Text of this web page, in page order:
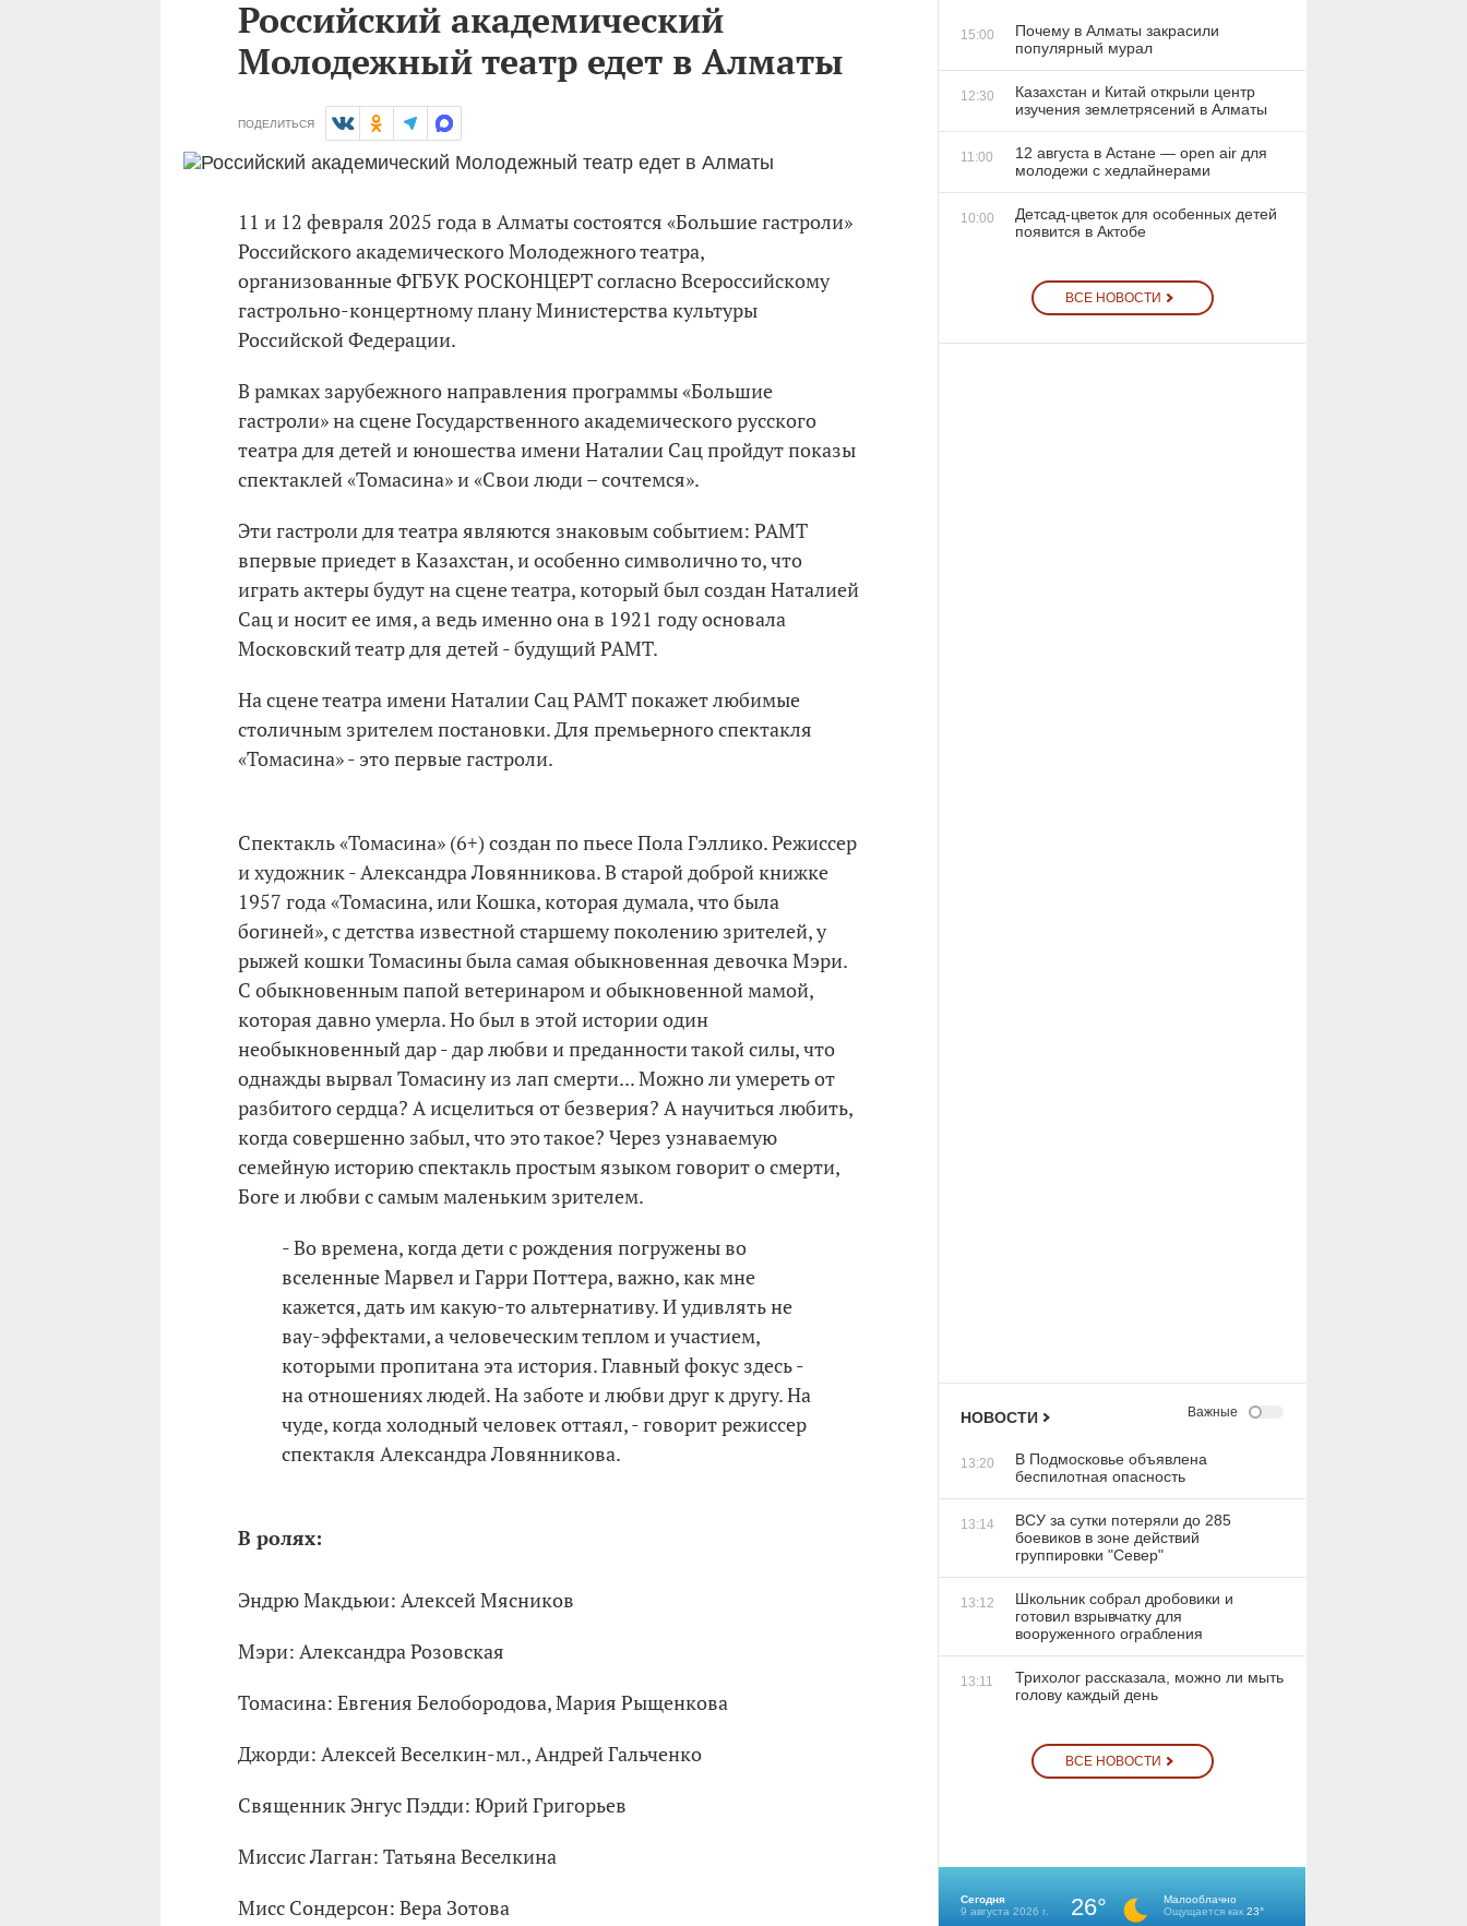
Российский академический
Молодежный театр едет в Алматы
ПОДЕЛИТЬСЯ
11 и 12 февраля 2025 года в Алматы состоятся «Большие гастроли»
Российского академического Молодежного театра,
организованные ФГБУК РОСКОНЦЕРТ согласно Всероссийскому
гастрольно-концертному плану Министерства культуры
Российской Федерации.
В рамках зарубежного направления программы «Большие
гастроли» на сцене Государственного академического русского
театра для детей и юношества имени Наталии Сац пройдут показы
спектаклей «Томасина» и «Свои люди – сочтемся».
Эти гастроли для театра являются знаковым событием: РАМТ
впервые приедет в Казахстан, и особенно символично то, что
играть актеры будут на сцене театра, который был создан Наталией
Сац и носит ее имя, а ведь именно она в 1921 году основала
Московский театр для детей - будущий РАМТ.
На сцене театра имени Наталии Сац РАМТ покажет любимые
столичным зрителем постановки. Для премьерного спектакля
«Томасина» - это первые гастроли.
Спектакль «Томасина» (6+) создан по пьесе Пола Гэллико. Режиссер
и художник - Александра Ловянникова. В старой доброй книжке
1957 года «Томасина, или Кошка, которая думала, что была
богиней», с детства известной старшему поколению зрителей, у
рыжей кошки Томасины была самая обыкновенная девочка Мэри.
С обыкновенным папой ветеринаром и обыкновенной мамой,
которая давно умерла. Но был в этой истории один
необыкновенный дар - дар любви и преданности такой силы, что
однажды вырвал Томасину из лап смерти... Можно ли умереть от
разбитого сердца? А исцелиться от безверия? А научиться любить,
когда совершенно забыл, что это такое? Через узнаваемую
семейную историю спектакль простым языком говорит о смерти,
Боге и любви с самым маленьким зрителем.
- Во времена, когда дети с рождения погружены во
вселенные Марвел и Гарри Поттера, важно, как мне
кажется, дать им какую-то альтернативу. И удивлять не
вау-эффектами, а человеческим теплом и участием,
которыми пропитана эта история. Главный фокус здесь -
на отношениях людей. На заботе и любви друг к другу. На
чуде, когда холодный человек оттаял, - говорит режиссер
спектакля Александра Ловянникова.
В ролях:
Эндрю Макдьюи: Алексей Мясников
Мэри: Александра Розовская
Томасина: Евгения Белобородова, Мария Рыщенкова
Джорди: Алексей Веселкин-мл., Андрей Гальченко
Священник Энгус Пэдди: Юрий Григорьев
Миссис Лагган: Татьяна Веселкина
Мисс Сондерсон: Вера Зотова
15:00
Почему в Алматы закрасили
популярный мурал
12:30
Казахстан и Китай открыли центр
изучения землетрясений в Алматы
11:00
12 августа в Астане — open air для
молодежи с хедлайнерами
10:00
Детсад-цветок для особенных детей
появится в Актобе
ВСЕ НОВОСТИ
НОВОСТИ Важные
13:20
В Подмосковье объявлена
беспилотная опасность
13:14
ВСУ за сутки потеряли до 285
боевиков в зоне действий
группировки "Север"
13:12
Школьник собрал дробовики и
готовил взрывчатку для
вооруженного ограбления
13:11
Трихолог рассказала, можно ли мыть
голову каждый день
ВСЕ НОВОСТИ
Сегодня
9 августа 2026 г.
26°
Малооблачно
Ощущается как 23°